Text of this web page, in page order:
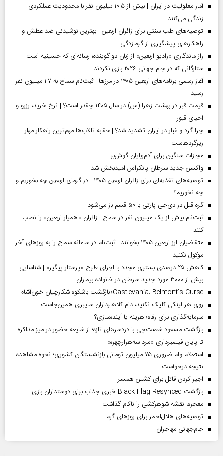
آمار معلولیت در ایران | بیش از ۱۰.۵ میلیون نفر با محدودیت عملکردی
زندگی می‌کنند
توصیه‌های طب سنتی برای زائران اربعین | بهترین نوشیدنی ضد عطش و
راهکارهای پیشگیری از گرمازدگی
راز ماندگاری «رادیو اربعین» از زبان دو گوینده؛ رسانه‌ای که حسینیه است
ستارگانی که در جام جهانی ۲۰۲۶ بازی نکردند
آغاز رسمی برنامه‌های اربعین ۱۴۰۵ در مرز‌ها | ثبت‌نام سماح به ۱.۷ میلیون نفر
رسید
قیمت قبر در بهشت زهرا (س) در سال ۱۴۰۵ چقدر است؟ | نرخ خرید، رزرو و
احیای قبور
چرا گرد و غبار در ایران تشدید شد؟ | حقابه تالاب‌ها مهم‌ترین راهکار مهار
ریزگردهاست
مجازات سنگین برای آدم‌ربایان گوش‌بر
واکسن جدید سرطان پانکراس امیدبخش شد
توصیه‌های تغذیه‌ای برای زائران اربعین ۱۴۰۵ | در گرمای اربعین چه بخوریم و
چه نخوریم؟
گره قتل در دی‌جی پارتی با ۵۰ قسم باز می‌شود
ثبت‌نام بیش از یک میلیون نفر در سماح | زائران «همیار اربعین» را نصب
کنند
متقاضیان ارز اربعین ۱۴۰۵ بخوانند | ثبت‌نام در سامانه سماح را به روز‌های آخر
موکول نکنید
کاهش ۲۵ درصدی بستری مجدد با اجرای طرح «پرستار پیگیر» | شناسایی
بیش از ۳۰۰۰ مورد جدید سرطان در خانواده بیماران
Castlevania: Belmont’s Curse؛ بازگشت باشکوه شکارچیان خون‌آشام
روی هر لینکی کلیک نکنید، دام کلاهبرداران سایبری همین‌جاست
سرمایه‌گذاری برای رفاه؛ هزینه یا آینده‌سازی؟
بازگشت مسعود شصت‌چی با دردسر‌های تازه؛ از شایعه حضور در میز مذاکره
تا پایان فیلمبرداری «مرد سه‌هزارچهره»
استعلام وام ضروری ۷۵ میلیون تومانی بازنشستگان کشوری؛ نحوه مشاهده
نتیجه درخواست
اجیر کردن قاتل برای کشتن همسر!
بازگشت Black Flag Resynced خبری جذاب برای دوستداران بازی
معجزه، نقشه شوهرکشی را ناکام گذاشت
توصیه‌های هلال‌احمر برای روز‌های گرم
جام‌جهانی مهاجران